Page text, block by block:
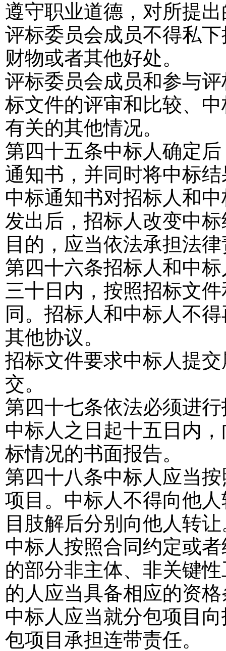
遵守职业道德，对所提
评标委员会成员不得私
财物或者其他好处。
评标委员会成员和参与
标文件的评审和比较、
有关的其他情况。
第四十五条中标人确定
通知书，并同时将中标
中标通知书对招标人和
发出后，招标人改变中
目的，应当依法承担法
第四十六条招标人和中
三十日内，按照招标文
同。招标人和中标人不
其他协议。
招标文件要求中标人提
交。
第四十七条依法必须进
中标人之日起十五日内
标情况的书面报告。
第四十八条中标人应当
项目。中标人不得向他
目肢解后分别向他人转
中标人按照合同约定或
的部分非主体、非关键
的人应当具备相应的资
中标人应当就分包项目
包项目承担连带责任。